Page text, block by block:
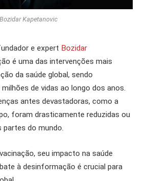
Bozidar Kapetanovic
e expert Bozidar
é uma das intervenções mais
da saúde global, sendo
de vidas ao longo dos anos.
antes devastadoras, como a
foram drasticamente reduzidas ou
partes do mundo.
seu impacto na saúde
à desinformação é crucial para